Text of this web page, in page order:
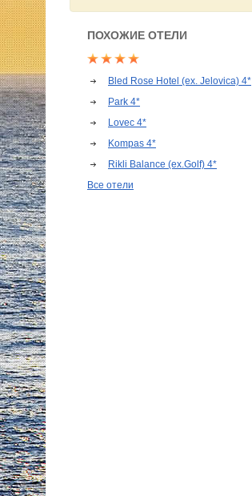
ПОХОЖИЕ ОТЕЛИ
Bled Rose Hotel (ex. Jelovica) 4*
Park 4*
Lovec 4*
Kompas 4*
Rikli Balance (ex.Golf) 4*
Все отели